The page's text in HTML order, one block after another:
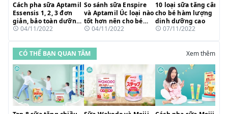
Cách pha sữa Aptamil
Essensis 1, 2, 3 đơn
giản, bảo toàn dưỡng
chất04/11/2022
So sánh sữa Enspire
và Aptamil Úc loại nào
tốt hơn nên cho bé
uống?
04/11/2022
10 loại sữa tăng cân
cho bé hàm lượng
dinh dưỡng cao
07/11/2022
CÓ THỂ BẠN QUAN TÂM Xem thêm